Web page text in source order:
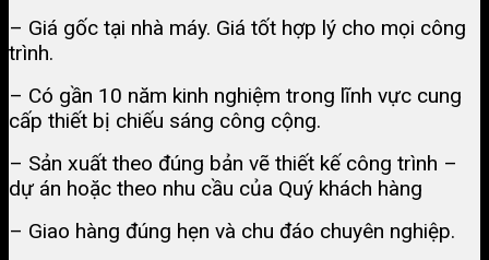
– Giá gốc tại nhà máy. Giá tốt hợp lý cho mọi công
trình.
– Có gần 10 năm kinh nghiệm trong lĩnh vực cung
cấp thiết bị chiếu sáng công cộng.
– Sản xuất theo đúng bản vẽ thiết kế công trình –
dự án hoặc theo nhu cầu của Quý khách hàng
– Giao hàng đúng hẹn và chu đáo chuyên nghiệp.